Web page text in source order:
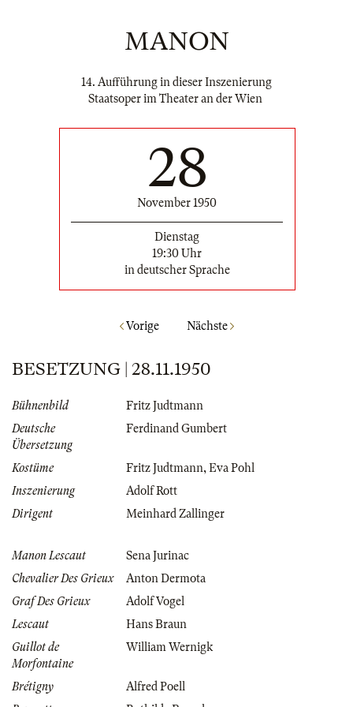
MANON
14. Aufführung in dieser Inszenierung
Staatsoper im Theater an der Wien
28
November 1950
Dienstag
19:30 Uhr
in deutscher Sprache
Vorige Nächste
BESETZUNG | 28.11.1950
Bühnenbild
Fritz Judtmann
Deutsche
Übersetzung
Ferdinand Gumbert
Kostüme Fritz Judtmann,Eva Pohl
Inszenierung
Adolf Rott
Dirigent
Meinhard Zallinger
Manon Lescaut
Sena Jurinac
Chevalier Des Grieux
Anton Dermota
Graf Des Grieux
Adolf Vogel
Lescaut
Hans Braun
Guillot de
Morfontaine
William Wernigk
Brétigny
Alfred Poell